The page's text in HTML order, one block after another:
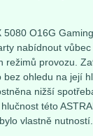
5080 O16G
nabídnout
režimů provozu.
ohledu na její
nižší
této
vlastně nutností.